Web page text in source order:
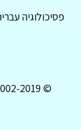
פסיכולוגיה
© 2002-2019 כל הזכויות שמורות לפסיכולוגיה עברית